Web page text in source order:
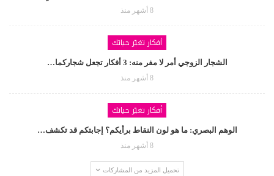
8 أشهر منذ
أفكار تغيّر حياتك
الشجار الزوجي أمر لا مفر منه: 3 أفكار تجعل شجاركما…
8 أشهر منذ
أفكار تغيّر حياتك
الوهم البصري: ما هو لون النقاط برأيكم؟ إجابتكم قد تكشف…
8 أشهر منذ
تحميل المزيد من المشاركات